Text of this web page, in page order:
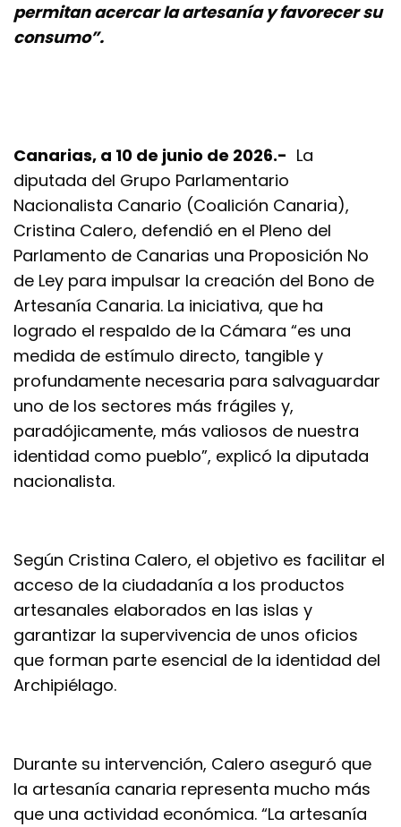
permitan acercar la artesanía y favorecer su
consumo”.
Canarias, a 10 de junio de 2026.- La
diputada del Grupo Parlamentario
Nacionalista Canario (Coalición Canaria),
Cristina Calero, defendió en el Pleno del
Parlamento de Canarias una Proposición No
de Ley para impulsar la creación del Bono de
Artesanía Canaria. La iniciativa, que ha
logrado el respaldo de la Cámara “es una
medida de estímulo directo, tangible y
profundamente necesaria para salvaguardar
uno de los sectores más frágiles y,
paradójicamente, más valiosos de nuestra
identidad como pueblo”, explicó la diputada
nacionalista.
Según Cristina Calero, el objetivo es facilitar el
acceso de la ciudadanía a los productos
artesanales elaborados en las islas y
garantizar la supervivencia de unos oficios
que forman parte esencial de la identidad del
Archipiélago.
Durante su intervención, Calero aseguró que
la artesanía canaria representa mucho más
que una actividad económica. “La artesanía